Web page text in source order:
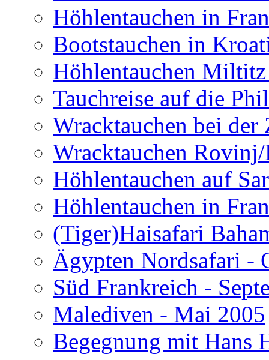
Höhlentauchen in
Bootstauchen in
Höhlentauchen
Tauchreise auf die
Wracktauchen bei der
Wracktauchen
Höhlentauchen auf
Höhlentauchen in
(Tiger)Haisafari
Ägypten Nordsafari -
Süd Frankreich -
Malediven - Mai 2005
Begegnung mit Hans